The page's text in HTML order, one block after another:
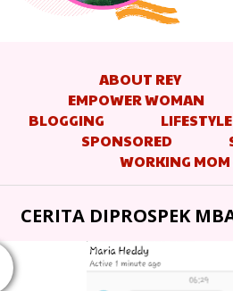
ABOUT REY
EMPOWER WOMAN
BLOGGING
LIFESTYLE
SPONSORED
WORKING MOM
CERITA DIPROSPEK